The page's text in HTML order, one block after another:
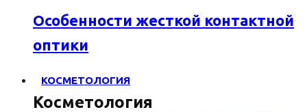
Особенности жесткой контактной
оптики
КОСМЕТОЛОГИЯ
Косметология